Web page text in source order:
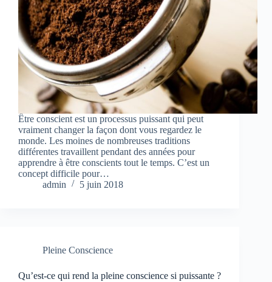
Être conscient est un processus puissant qui peut
vraiment changer la façon dont vous regardez le
monde. Les moines de nombreuses traditions
différentes travaillent pendant des années pour
apprendre à être conscients tout le temps. C’est un
concept difficile pour…
admin
5 juin 2018
Pleine Conscience
Qu’est-ce qui rend la pleine conscience si puissante ?